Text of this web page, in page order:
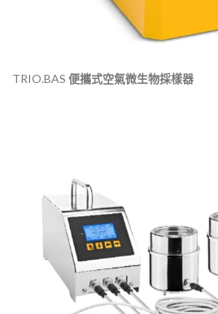
TRIO.BAS 便攜式空氣微生物採樣器